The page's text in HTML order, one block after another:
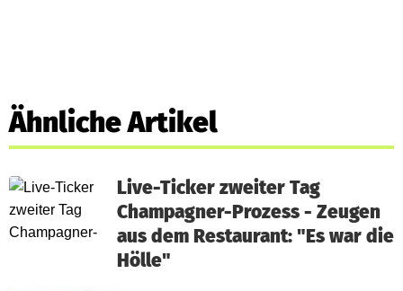
Ähnliche Artikel
Live-Ticker zweiter Tag
Champagner-Prozess - Zeugen
aus dem Restaurant: "Es war die
Hölle"